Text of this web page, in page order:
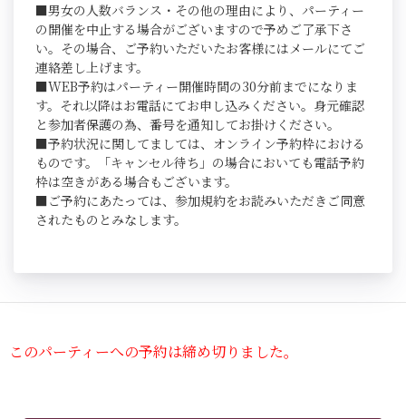
■男女の人数バランス・その他の理由により、パーティー
の開催を中止する場合がございますので予めご了承下さ
い。その場合、ご予約いただいたお客様にはメールにてご
連絡差し上げます。
■WEB予約はパーティー開催時間の30分前までになりま
す。それ以降はお電話にてお申し込みください。身元確認
と参加者保護の為、番号を通知してお掛けください。
■予約状況に関してましては、オンライン予約枠における
ものです。「キャンセル待ち」の場合においても電話予約
枠は空きがある場合もございます。
■ご予約にあたっては、参加規約をお読みいただきご同意
されたものとみなします。
このパーティーへの予約は締め切りました。